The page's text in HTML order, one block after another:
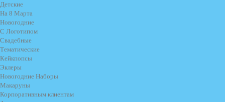
Детские
На 8 Марта
Новогодние
С Логотипом
Свадебные
Тематические
Кейкпопсы
Эклеры
Новогодние Наборы
Макаруны
Корпоративным клиентам